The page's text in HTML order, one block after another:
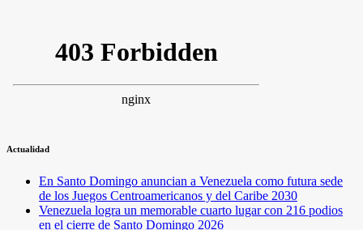
Actualidad
En Santo Domingo anuncian a Venezuela como futura sede
de los Juegos Centroamericanos y del Caribe 2030
Venezuela logra un memorable cuarto lugar con 216 podios
en el cierre de Santo Domingo 2026